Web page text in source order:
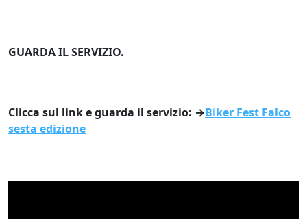
GUARDA IL SERVIZIO.
Clicca sul link e guarda il servizio: →Biker Fest Falco
sesta edizione